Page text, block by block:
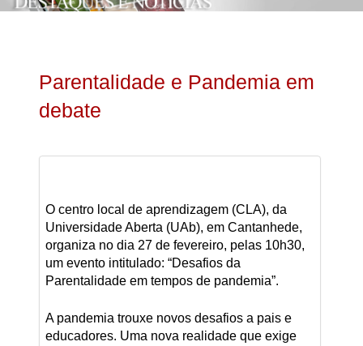
Parentalidade e Pandemia em
debate
O centro local de aprendizagem (CLA), da
Universidade Aberta (UAb), em Cantanhede,
organiza no dia 27 de fevereiro, pelas 10h30,
um evento intitulado: “Desafios da
Parentalidade em tempos de pandemia”.
A pandemia trouxe novos desafios a pais e
educadores. Uma nova realidade que exige